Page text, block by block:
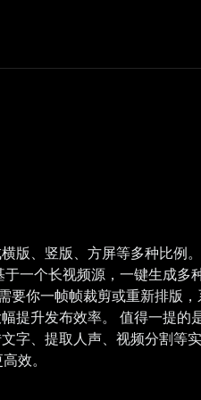
版、竖版、方屏等多种比例
于一个长视频源，一键生成
你一帧帧裁剪或重新排版
提升发布效率。 值得一提的
字、提取人声、视频分割等
效。